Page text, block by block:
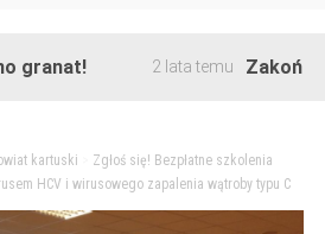
2 lata temu Zakończono
kartuski
Zgłoś się! Bezpłatne szkolenia
HCV i wirusowego zapalenia wątroby typu C